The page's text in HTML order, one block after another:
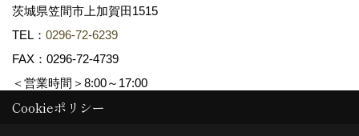
茨城県笠間市上加賀田1515
TEL： 0296-72-6239
FAX：0296-72-4739
＜営業時間＞8:00～17:00
Cookieポリシー